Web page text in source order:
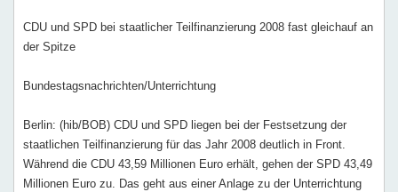
CDU und SPD bei staatlicher Teilfinanzierung 2008 fast gleichauf an
der Spitze
Bundestagsnachrichten/Unterrichtung
Berlin: (hib/BOB) CDU und SPD liegen bei der Festsetzung der
staatlichen Teilfinanzierung für das Jahr 2008 deutlich in Front.
Während die CDU 43,59 Millionen Euro erhält, gehen der SPD 43,49
Millionen Euro zu. Das geht aus einer Anlage zu der Unterrichtung